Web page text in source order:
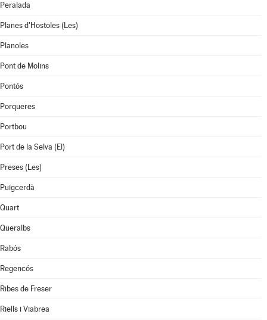
Peralada
Planes d'Hostoles (Les)
Planoles
Pont de Molins
Pontós
Porqueres
Portbou
Port de la Selva (El)
Preses (Les)
Puigcerdà
Quart
Queralbs
Rabós
Regencós
Ribes de Freser
Riells i Viabrea